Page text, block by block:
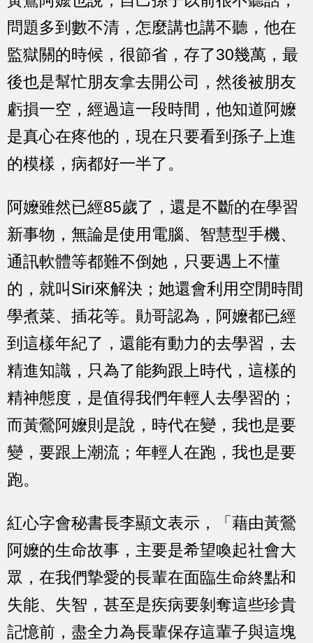
問題多到數不清，怎麼講也講不聽，他在
監獄關的時候，很節省，存了30幾萬，最
後也是幫忙朋友拿去開公司，然後被朋友
虧損一空，經過這一段時間，他知道阿嬤
是真心在疼他的，現在只要看到孫子上進
的模樣，病都好一半了。
阿嬤雖然已經85歲了，還是不斷的在學習
新事物，無論是使用電腦、智慧型手機、
通訊軟體等都難不倒她，只要遇上不懂
的，就叫Siri來解決；她還會利用空閒時間
學煮菜、插花等。勛哥認為，阿嬤都已經
到這樣年紀了，還能有動力的去學習，去
精進知識，只為了能夠跟上時代，這樣的
精神態度，是值得我們年輕人去學習的；
而黃鶯阿嬤則是說，時代在變，我也是要
變，要跟上潮流；年輕人在跑，我也是要
跑。
紅心字會秘書長李顯文表示，「藉由黃鶯
阿嬤的生命故事，主要是希望喚起社會大
眾，在我們摯愛的長輩在面臨生命終點和
失能、失智，甚至是疾病要剝奪這些珍貴
記憶前，盡全力為長輩保存這輩子與這塊